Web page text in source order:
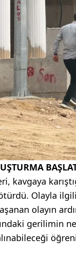
kavgaya
Olayla
olayın
gerilimin